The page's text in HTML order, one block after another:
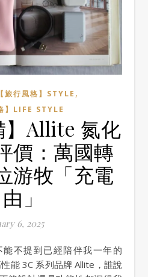
【旅行風格】STYLE ,
】LIFE STYLE
】Allite 氮化
價：萬國轉
游牧「充電
」
6, 2025
能 3C 系列品牌 Allite，誰說